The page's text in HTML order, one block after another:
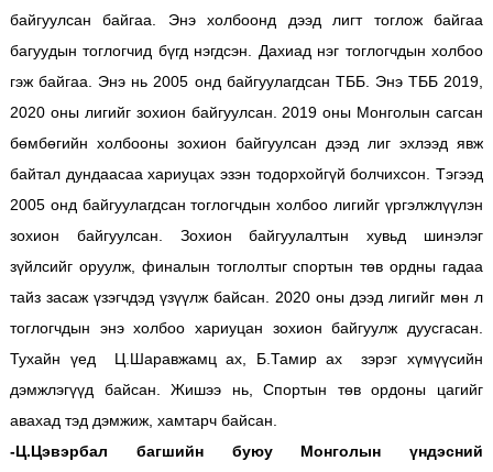
байгуулсан байгаа. Энэ холбоонд дээд лигт тоглож байгаа
багуудын тоглогчид бүгд нэгдсэн. Дахиад нэг тоглогчдын холбоо
гэж байгаа. Энэ нь 2005 онд байгуулагдсан ТББ. Энэ ТББ 2019,
2020 оны лигийг зохион байгуулсан. 2019 оны Монголын сагсан
бөмбөгийн холбооны зохион байгуулсан дээд лиг эхлээд явж
байтал дундаасаа хариуцах эзэн тодорхойгүй болчихсон. Тэгээд
2005 онд байгуулагдсан тоглогчдын холбоо лигийг үргэлжлүүлэн
зохион байгуулсан. Зохион байгуулалтын хувьд шинэлэг
зүйлсийг оруулж, финалын тоглолтыг спортын төв ордны гадаа
тайз засаж үзэгчдэд үзүүлж байсан. 2020 оны дээд лигийг мөн л
тоглогчдын энэ холбоо хариуцан зохион байгуулж дуусгасан.
Тухайн үед Ц.Шаравжамц ах, Б.Тамир ах зэрэг хүмүүсийн
дэмжлэгүүд байсан. Жишээ нь, Спортын төв ордоны цагийг
авахад тэд дэмжиж, хамтарч байсан.
-Ц.Цэвэрбал багшийн буюу Монголын үндэсний